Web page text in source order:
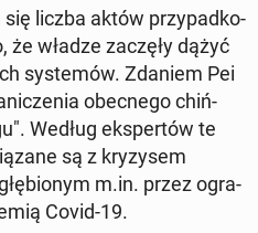
się liczba aktów przy­pad­ko­
że władze zaczęły dążyć
sys­te­mów. Zdaniem Pei
obec­ne­go chiń­
Według eks­per­tów te
są z kry­zy­sem
m.in. przez ogra­
Covid-19.